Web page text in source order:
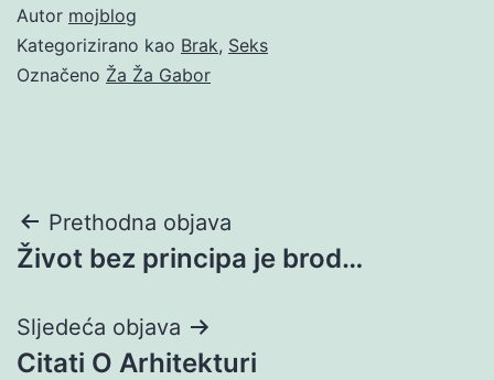
Autor mojblog
Kategorizirano kao Brak, Seks
Označeno Ža Ža Gabor
Navigacija
objava
Prethodna objava
Život bez principa je brod…
Sljedeća objava
Citati O Arhitekturi